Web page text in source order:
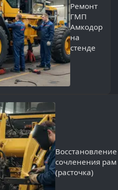
Ремонт
ГМП
Амкодор
на
стенде
Восстановление
сочленения рам
(расточка)